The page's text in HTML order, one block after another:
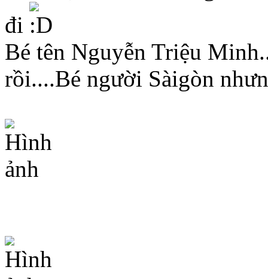
đi
Bé tên Nguyễn Triệu
rồi....Bé người Sàigòn